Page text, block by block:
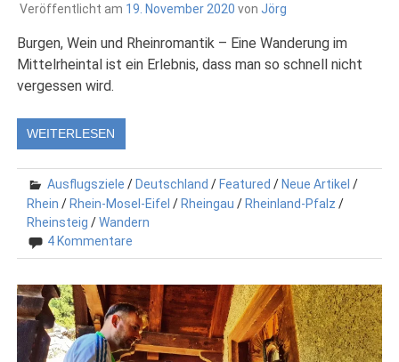
Veröffentlicht am 19. November 2020 von Jörg
Burgen, Wein und Rheinromantik – Eine Wanderung im
Mittelrheintal ist ein Erlebnis, dass man so schnell nicht
vergessen wird.
WEITERLESEN
Ausflugsziele / Deutschland / Featured / Neue Artikel /
Rhein / Rhein-Mosel-Eifel / Rheingau / Rheinland-Pfalz /
Rheinsteig /Wandern
4 Kommentare